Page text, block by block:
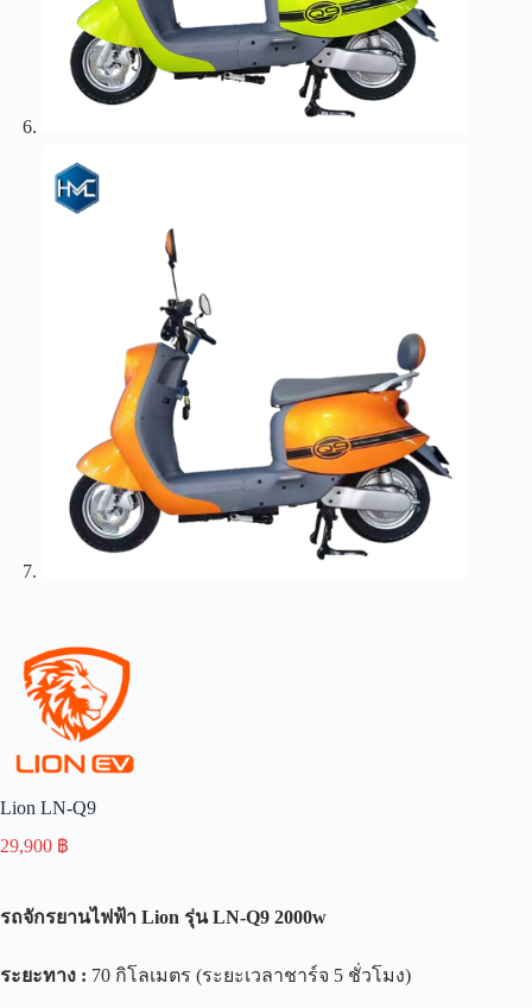
Lion LN-Q9
29,900 ฿
รถจักรยานไฟฟ้า Lion รุ่น LN-Q9 2000w
ระยะทาง : 70 กิโลเมตร (ระยะเวลาชาร์จ 5 ชั่วโมง)